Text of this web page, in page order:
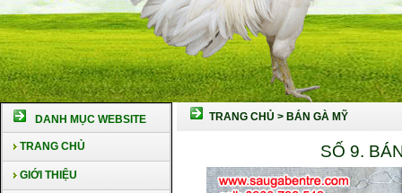
DANH MỤC WEBSITE
TRANG CHỦ
GIỚI THIỆU
TRANG CHỦ > BÁN GÀ MỸ
SỐ 9.